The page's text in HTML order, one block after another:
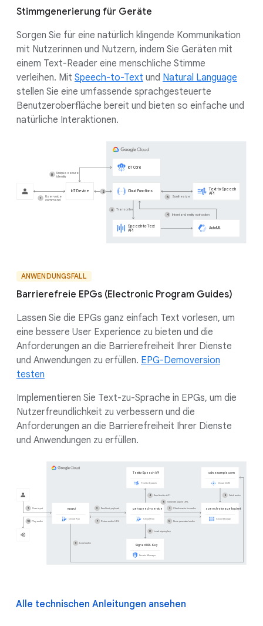
Stimmgenerierung für Geräte
Sorgen Sie für eine natürlich klingende Kommunikation
mit Nutzerinnen und Nutzern, indem Sie Geräten mit
einem Text-Reader eine menschliche Stimme
verleihen. Mit Speech-to-Text und Natural Language
stellen Sie eine umfassende sprachgesteuerte
Benutzeroberfläche bereit und bieten so einfache und
natürliche Interaktionen.
ANWENDUNGSFALL
Barrierefreie EPGs (Electronic Program Guides)
Lassen Sie die EPGs ganz einfach Text vorlesen, um
eine bessere User Experience zu bieten und die
Anforderungen an die Barrierefreiheit Ihrer Dienste
und Anwendungen zu erfüllen. EPG-Demoversion
testen
Implementieren Sie Text-zu-Sprache in EPGs, um die
Nutzerfreundlichkeit zu verbessern und die
Anforderungen an die Barrierefreiheit Ihrer Dienste
und Anwendungen zu erfüllen.
Alle technischen Anleitungen ansehen